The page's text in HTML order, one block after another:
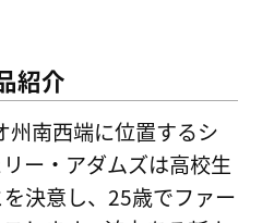
紹介
南西端に位置するシ
ー・アダムズは高校生
決意し、25歳でファー